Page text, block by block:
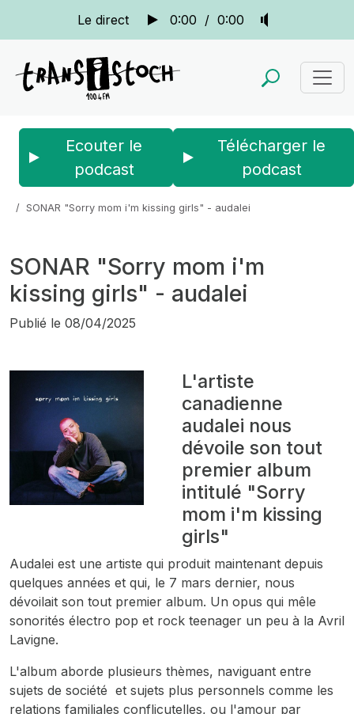
Le direct 0:00 / 0:00
Ecouter le
podcast
Télécharger le
podcast
SONAR "Sorry mom i'm kissing girls" - audalei
SONAR "Sorry mom i'm
kissing girls" - audalei
Publié le 08/04/2025
L'artiste
canadienne
audalei nous
dévoile son tout
premier album
intitulé "Sorry
mom i'm kissing
girls"
Audalei est une artiste qui produit maintenant depuis
quelques années et qui, le 7 mars dernier, nous
dévoilait son tout premier album. Un opus qui mêle
sonorités électro pop et rock teenager un peu à la Avril
Lavigne.
L'album aborde plusieurs thèmes, naviguant entre
sujets de société et sujets plus personnels comme les
relations familiales conflicutelles, ou l'amour par